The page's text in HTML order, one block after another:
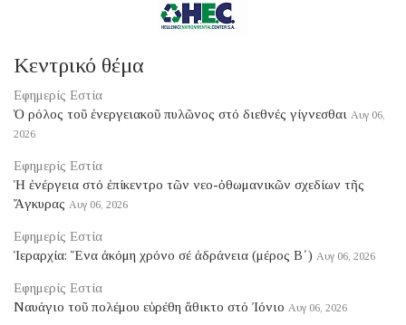
Κεντρικό θέμα
Εφημερίς Εστία
Ὁ ρόλος τοῦ ἐνεργειακοῦ πυλῶνος στό διεθνές γίγνεσθαι Αυγ 06,
2026
Εφημερίς Εστία
Ἡ ἐνέργεια στό ἐπίκεντρο τῶν νεο-ὀθωμανικῶν σχεδίων τῆς
Ἄγκυρας Αυγ 06, 2026
Εφημερίς Εστία
Ἱεραρχία: Ἕνα ἀκόμη χρόνο σέ ἀδράνεια (μέρος B΄) Αυγ 06, 2026
Εφημερίς Εστία
Ναυάγιο τοῦ πολέμου εὑρέθη ἄθικτο στό Ἰόνιο Αυγ 06, 2026